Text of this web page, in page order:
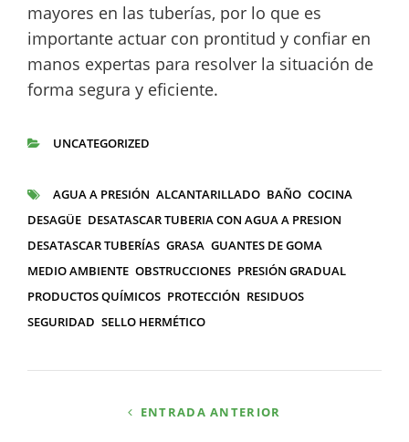
mayores en las tuberías, por lo que es
importante actuar con prontitud y confiar en
manos expertas para resolver la situación de
forma segura y eficiente.
UNCATEGORIZED
ETIQUETAS
AGUA A PRESIÓN ALCANTARILLADO BAÑO COCINA
DESAGÜE DESATASCAR TUBERIA CON AGUA A PRESION
DESATASCAR TUBERÍAS GRASA GUANTES DE GOMA
MEDIO AMBIENTE OBSTRUCCIONES PRESIÓN GRADUAL
PRODUCTOS QUÍMICOS PROTECCIÓN RESIDUOS
SEGURIDAD SELLO HERMÉTICO
ENTRADA ANTERIOR